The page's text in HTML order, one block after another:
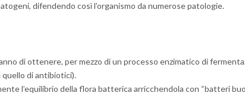
difendendo così l’organismo da numerose patologie.
di ottenere, per mezzo di un processo enzimatico di
quello di antibiotici).
l’equilibrio della flora batterica arricchendola con “batteri